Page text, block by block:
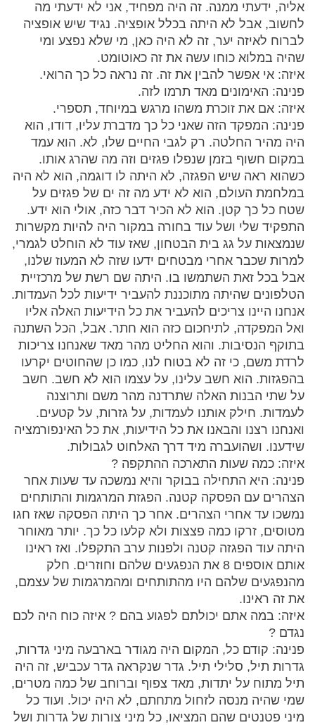
אליה, ידעתי ממנה. זה היה מפחיד, אני לא ידעתי מה
לחשוב, אבל לא היתה בכלל אופציה. נגיד שיש אופציה
לברוח לאיזה יער, זה לא היה כאן, מי שלא נפצע ומי
שהיה במלוא כוחו עשה את זה כאוטומט.
איזה: אי אפשר להבין את זה. זה נראה כל כך הרואי.
פנינה: האימונים מאד תרמו לזה.
איזה: אם את זוכרת משהו מרגש במיוחד, תספרי.
פנינה: המפקד הזה שאני כל כך מדברת עליו, דודו, הוא
היה מהיר החלטה. רק לגבי החיים שלו, לא. הוא עמד
במקום חשוף בזמן שנפלו פגזים וזה מה שהרג אותו.
כשהוא ראה שיש הפגזה, לא היתה לו דוגמה, הוא לא היה
במלחמת העולם, הוא לא ידע מה זה ים של פגזים על
שטח כל כך קטן. הוא לא הכיר דבר כזה, אולי הוא ידע.
התפקיד שלי ושל עוד בחורה במקור היה להיות מקשרות
שנמצאות על גג בית הבטחון, שאז עוד לא הוחלט לגמרי,
למרות שכבר אחרי מבטחים ידעו שזה לא המעוז שלנו,
אבל בכל זאת השתמשו בו. היתה שם רשת של מרכזיית
הטלפונים שהיתה מתוכננת להעביר ידיעות לכל העמדות.
אנחנו היינו צריכים להעביר את כל הידיעות האלה אליו
ואל המפקדה, לתיחכום כזה הוא חתר. אבל, הכל השתנה
בתוקף הנסיבות. והוא החליט מהר מאד שאנחנו צריכות
לרדת משם, כי זה לא בטוח לנו, כמו כן שהחוטים יקרעו
בהפגזות. הוא חשב עלינו, על עצמו הוא לא חשב. חשב
על שתי הבנות האלה שתרדנה מהר משם ותרוצנה
לעמדות. חילק אותנו לעמדות, על גזרות, על קטעים.
ואנחנו רצנו והבאנו את כל הידיעות, את כל האינפורמציה
שידענו. ושהועברה מיד דרך האלחוט לגבולות.
איזה: כמה שעות התארכה ההתקפה ?
פנינה: היא התחילה בבוקר והיא נמשכה עד שעות אחר
הצהרים עם הפסקה קטנה. הפגזת המרגמות והתותחים
נמשכו עד אחרי הצהרים. אחר כך היתה הפסקה שאז חגו
מטוסים, זרקו כמה פצצות ולא קלעו כל כך. יותר מאוחר
היתה עוד הפגזה קטנה ולפנות ערב התקפלו. ואז ראינו
אותם אוספים 8 את הנפגעים שלהם וחוזרים. חלק
מהנפגעים שלהם היו מהתותחים ומהמרגמות של עצמם,
את זה ראינו.
איזה: במה אתם יכולתם לפגוע בהם ? איזה כוח היה לכם
נגדם ?
פנינה: קודם כל, המקום היה מגודר בארבעה מיני גדרות,
גדרות תיל, סלילי תיל. גדר שנקראה גדר עכביש, זה היה
תיל מתוח על יתדות, מאד צפוף וברוחב של כמה מטרים,
שמי שהיה מנסה לזחול מתחתם, לא היה יכול. ועוד כל
מיני פטנטים שהם המציאו, כל מיני צורות של גדרות ושל